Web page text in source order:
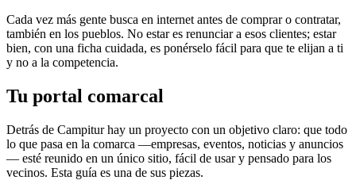
Cada vez más gente busca en internet antes de comprar o contratar,
también en los pueblos. No estar es renunciar a esos clientes; estar
bien, con una ficha cuidada, es ponérselo fácil para que te elijan a ti
y no a la competencia.
Tu portal comarcal
Detrás de Campitur hay un proyecto con un objetivo claro: que todo
lo que pasa en la comarca —empresas, eventos, noticias y anuncios
— esté reunido en un único sitio, fácil de usar y pensado para los
vecinos. Esta guía es una de sus piezas.